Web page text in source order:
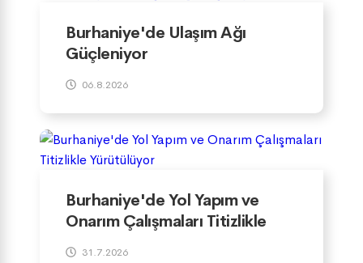
Burhaniye'de Ulaşım Ağı
Güçleniyor
06.8.2026
Burhaniye'de Yol Yapım ve
Onarım Çalışmaları Titizlikle
Yürütülüyor
31.7.2026